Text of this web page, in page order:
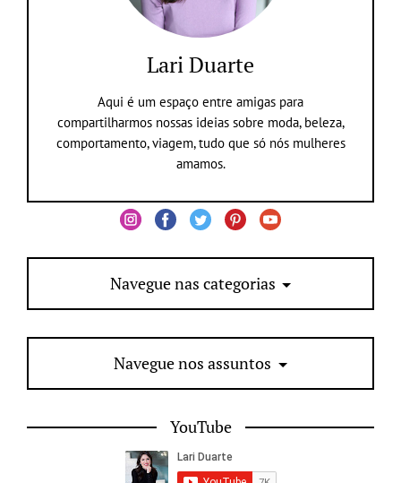
Lari Duarte
Aqui é um espaço entre amigas para
compartilharmos nossas ideias sobre moda, beleza,
comportamento, viagem, tudo que só nós mulheres
amamos.
Navegue nas categorias
Navegue nos assuntos
YouTube